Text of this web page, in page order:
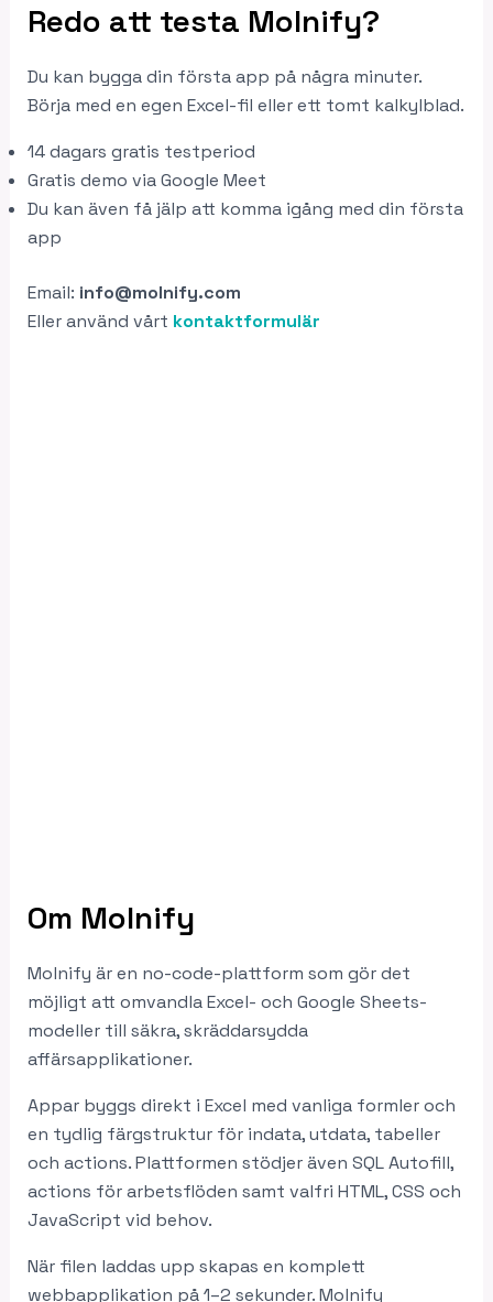
Redo att testa Molnify?
Du kan bygga din första app på några minuter.
Börja med en egen Excel-fil eller ett tomt kalkylblad.
14 dagars gratis testperiod
Gratis demo via Google Meet
Du kan även få jälp att komma igång med din första
app
Email: info@molnify.com
Eller använd vårt kontaktformulär
Om Molnify
Molnify är en no-code-plattform som gör det
möjligt att omvandla Excel- och Google Sheets-
modeller till säkra, skräddarsydda
affärsapplikationer.
Appar byggs direkt i Excel med vanliga formler och
en tydlig färgstruktur för indata, utdata, tabeller
och actions. Plattformen stödjer även SQL Autofill,
actions för arbetsflöden samt valfri HTML, CSS och
JavaScript vid behov.
När filen laddas upp skapas en komplett
webbapplikation på 1–2 sekunder. Molnify